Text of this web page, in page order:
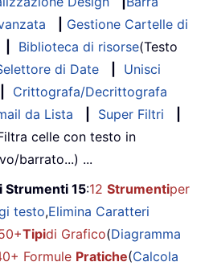
Gestione Cartelle di
Biblioteca di risorse(Testo
di Date
Unisci
Crittografa/Decrittografa
da Lista Super Filtri
celle con testo in
barrato...) ...
Strumenti 15:12 Strumentiper
testo,Elimina Caratteri
Tipidi Grafico(Diagramma
Formule Pratiche(Calcola